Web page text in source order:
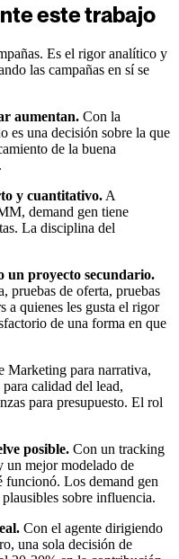
este trabajo
Es el rigor analítico y
las campañas en sí se
aumentan. Con la
es una decisión sobre la que
de la buena
y cuantitativo. A
demand gen tiene
La disciplina del
un proyecto secundario.
pruebas de oferta, pruebas
a quienes les gusta el rigor
de una forma en que
Marketing para narrativa,
calidad del lead,
para presupuesto. El rol
posible. Con un tracking
un mejor modelado de
funcionó. Los demand gen
sobre influencia.
Con el agente dirigiendo
una sola decisión de